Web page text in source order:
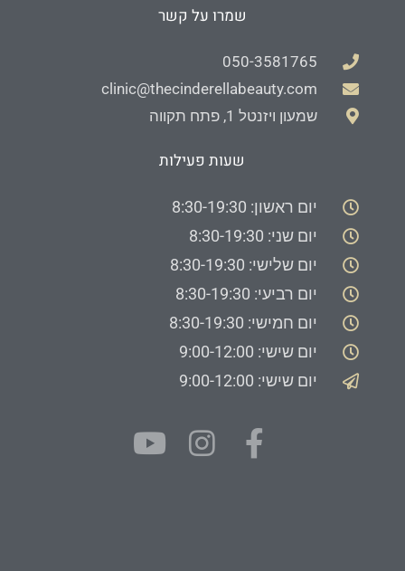
שמרו על קשר
050-3581765
clinic@thecinderellabeauty.com
שמעון ויזנטל 1, פתח תקווה
שעות פעילות
יום ראשון: 8:30-19:30
יום שני: 8:30-19:30
יום שלישי: 8:30-19:30
יום רביעי: 8:30-19:30
יום חמישי: 8:30-19:30
יום שישי: 9:00-12:00
יום שישי: 9:00-12:00